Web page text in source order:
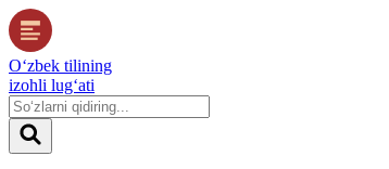
O‘zbek tilining
izohli lug‘ati